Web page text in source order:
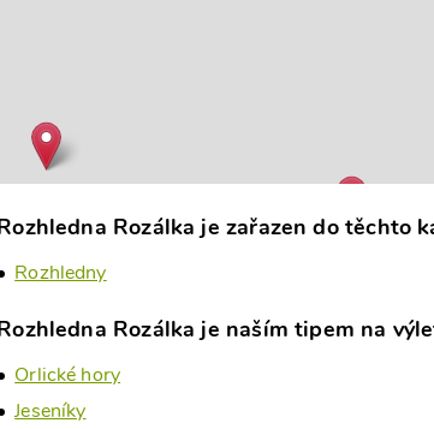
Rozálka je zařazen do těchto
Rozhledny
Rozálka je naším tipem na
Orlické hory
Jeseníky